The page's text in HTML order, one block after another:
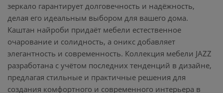
зеркало гарантирует долговечность и надёжность,
делая его идеальным выбором для вашего дома.
Каштан найроби придаёт мебели естественное
очарование и солидность, а оникс добавляет
элегантность и современность. Коллекция мебели JAZZ
разработана с учётом последних тенденций в дизайне,
предлагая стильные и практичные решения для
создания комфортного и современного интерьера в